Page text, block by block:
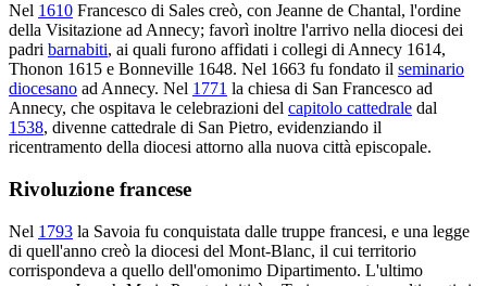
Nel 1610 Francesco di Sales creò, con Jeanne de Chantal, l'ordine
della Visitazione ad Annecy; favorì inoltre l'arrivo nella diocesi dei
padri barnabiti, ai quali furono affidati i collegi di Annecy 1614,
Thonon 1615 e Bonneville 1648. Nel 1663 fu fondato il seminario
diocesano ad Annecy. Nel 1771 la chiesa di San Francesco ad
Annecy, che ospitava le celebrazioni del capitolo cattedrale dal
1538, divenne cattedrale di San Pietro, evidenziando il
ricentramento della diocesi attorno alla nuova città episcopale.
Rivoluzione francese
Nel 1793 la Savoia fu conquistata dalle truppe francesi, e una legge
di quell'anno creò la diocesi del Mont-Blanc, il cui territorio
corrispondeva a quello dell'omonimo Dipartimento. L'ultimo